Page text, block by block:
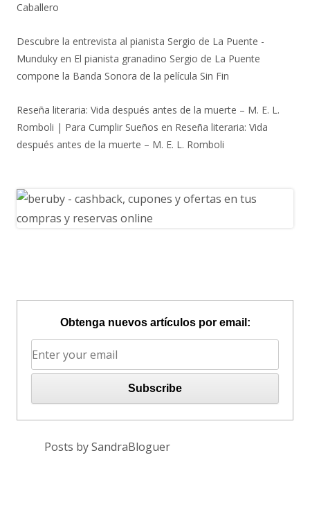
Caballero
Descubre la entrevista al pianista Sergio de La Puente -
Munduky en El pianista granadino Sergio de La Puente
compone la Banda Sonora de la película Sin Fin
Reseña literaria: Vida después antes de la muerte – M. E. L.
Romboli | Para Cumplir Sueños en Reseña literaria: Vida
después antes de la muerte – M. E. L. Romboli
Obtenga nuevos artículos por email:
Posts by SandraBloguer